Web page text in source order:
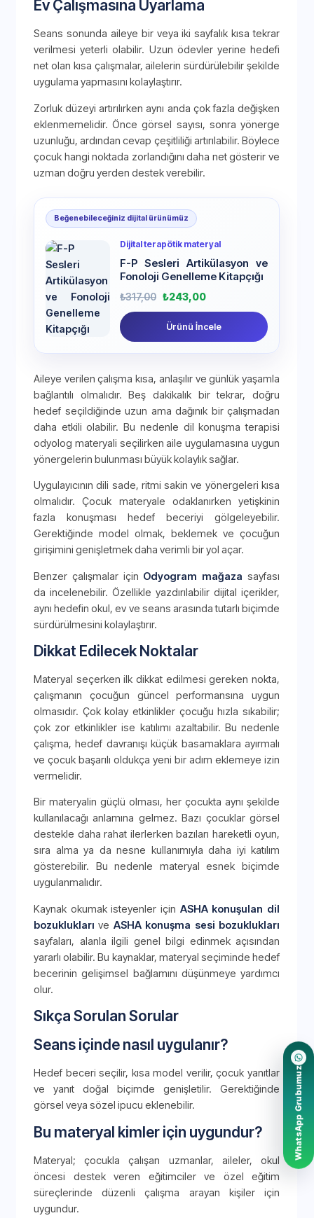
Ev Çalışmasına Uyarlama
Seans sonunda aileye bir veya iki sayfalık kısa tekrar
verilmesi yeterli olabilir. Uzun ödevler yerine hedefi
net olan kısa çalışmalar, ailelerin sürdürülebilir şekilde
uygulama yapmasını kolaylaştırır.
Zorluk düzeyi artırılırken aynı anda çok fazla değişken
eklenmemelidir. Önce görsel sayısı, sonra yönerge
uzunluğu, ardından cevap çeşitliliği artırılabilir. Böylece
çocuk hangi noktada zorlandığını daha net gösterir ve
uzman doğru yerden destek verebilir.
Beğenebileceğiniz dijital ürünümüz
Dijital terapötik materyal
F-P Sesleri Artikülasyon ve
Fonoloji Genelleme Kitapçığı
₺317,00 ₺243,00
Ürünü İncele
Aileye verilen çalışma kısa, anlaşılır ve günlük yaşamla
bağlantılı olmalıdır. Beş dakikalık bir tekrar, doğru
hedef seçildiğinde uzun ama dağınık bir çalışmadan
daha etkili olabilir. Bu nedenle dil konuşma terapisi
odyolog materyali seçilirken aile uygulamasına uygun
yönergelerin bulunması büyük kolaylık sağlar.
Uygulayıcının dili sade, ritmi sakin ve yönergeleri kısa
olmalıdır. Çocuk materyale odaklanırken yetişkinin
fazla konuşması hedef beceriyi gölgeleyebilir.
Gerektiğinde model olmak, beklemek ve çocuğun
girişimini genişletmek daha verimli bir yol açar.
Benzer çalışmalar için Odyogram mağaza sayfası
da incelenebilir. Özellikle yazdırılabilir dijital içerikler,
aynı hedefin okul, ev ve seans arasında tutarlı biçimde
sürdürülmesini kolaylaştırır.
Dikkat Edilecek Noktalar
Materyal seçerken ilk dikkat edilmesi gereken nokta,
çalışmanın çocuğun güncel performansına uygun
olmasıdır. Çok kolay etkinlikler çocuğu hızla sıkabilir;
çok zor etkinlikler ise katılımı azaltabilir. Bu nedenle
çalışma, hedef davranışı küçük basamaklara ayırmalı
ve çocuk başarılı oldukça yeni bir adım eklemeye izin
vermelidir.
Bir materyalin güçlü olması, her çocukta aynı şekilde
kullanılacağı anlamına gelmez. Bazı çocuklar görsel
destekle daha rahat ilerlerken bazıları hareketli oyun,
sıra alma ya da nesne kullanımıyla daha iyi katılım
gösterebilir. Bu nedenle materyal esnek biçimde
uygulanmalıdır.
Kaynak okumak isteyenler için ASHA konuşulan dil
bozuklukları ve ASHA konuşma sesi bozuklukları
sayfaları, alanla ilgili genel bilgi edinmek açısından
yararlı olabilir. Bu kaynaklar, materyal seçiminde hedef
becerinin gelişimsel bağlamını düşünmeye yardımcı
olur.
Sıkça Sorulan Sorular
Seans içinde nasıl uygulanır?
Hedef beceri seçilir, kısa model verilir, çocuk yanıtlar
ve yanıt doğal biçimde genişletilir. Gerektiğinde
görsel veya sözel ipucu eklenebilir.
Bu materyal kimler için uygundur?
Materyal; çocukla çalışan uzmanlar, aileler, okul
öncesi destek veren eğitimciler ve özel eğitim
süreçlerinde düzenli çalışma arayan kişiler için
uygundur.
WhatsApp Grubumuz